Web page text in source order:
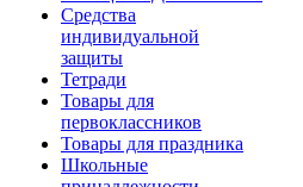
Средства
индивидуальной
защиты
Тетради
Товары для
первоклассников
Товары для праздника
Школьные